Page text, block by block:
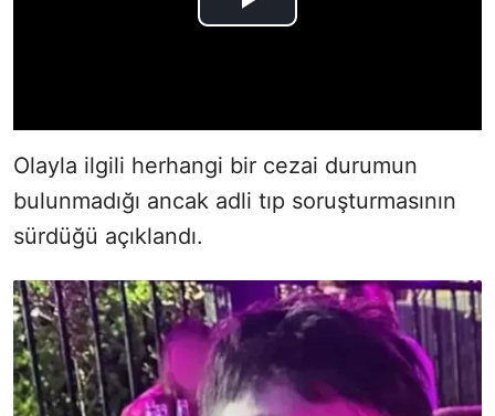
Olayla ilgili herhangi bir cezai durumun
bulunmadığı ancak adli tıp soruşturmasının
sürdüğü açıklandı.